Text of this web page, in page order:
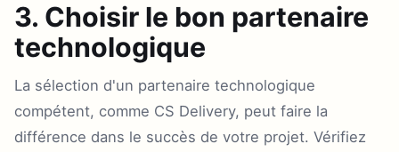
3. Choisir le bon partenaire
technologique
La sélection d'un partenaire technologique
compétent, comme CS Delivery, peut faire la
différence dans le succès de votre projet. Vérifiez